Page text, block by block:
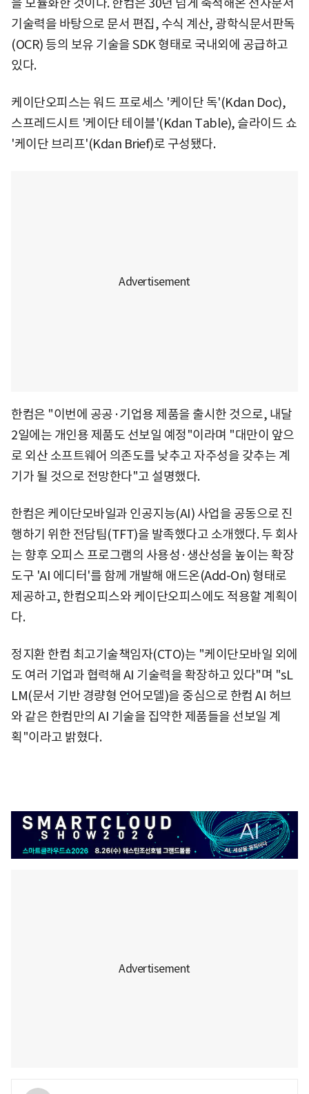
기술력을 바탕으로 문서 편집, 수식 계산, 광학식문서판독
(OCR) 등의 보유 기술을 SDK 형태로 국내외에 공급하고
있다.
케이단오피스는 워드 프로세스 '케이단 독'(Kdan Doc),
스프레드시트 '케이단 테이블'(Kdan Table), 슬라이드 쇼
'케이단 브리프'(Kdan Brief)로 구성됐다.
한컴은 "이번에 공공·기업용 제품을 출시한 것으로, 내달
2일에는 개인용 제품도 선보일 예정"이라며 "대만이 앞으
로 외산 소프트웨어 의존도를 낮추고 자주성을 갖추는 계
기가 될 것으로 전망한다"고 설명했다.
한컴은 케이단모바일과 인공지능(AI) 사업을 공동으로 진
행하기 위한 전담팀(TFT)을 발족했다고 소개했다. 두 회사
는 향후 오피스 프로그램의 사용성·생산성을 높이는 확장
도구 'AI 에디터'를 함께 개발해 애드온(Add-On) 형태로
제공하고, 한컴오피스와 케이단오피스에도 적용할 계획이
다.
정지환 한컴 최고기술책임자(CTO)는 "케이단모바일 외에
도 여러 기업과 협력해 AI 기술력을 확장하고 있다"며 "sL
LM(문서 기반 경량형 언어모델)을 중심으로 한컴 AI 허브
와 같은 한컴만의 AI 기술을 집약한 제품들을 선보일 계
획"이라고 밝혔다.